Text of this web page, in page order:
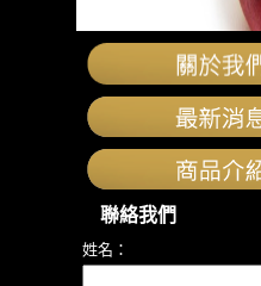
聯絡我們
姓名：